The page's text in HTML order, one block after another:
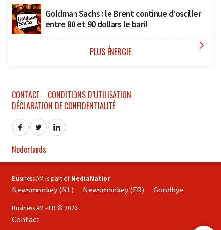
Goldman Sachs : le Brent continue d’osciller
entre 80 et 90 dollars le baril
PLUS ÉNERGIE 
CONTACT
CONDITIONS D’UTILISATION
DÉCLARATION DE CONFIDENTIALITÉ
Nederlands
Business AM is part of MediaNation
Newsmonkey (NL) Newsmonkey (FR) Goodbye
Business AM - FR © 2026
Contact